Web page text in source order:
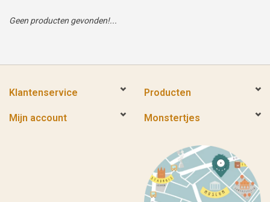
Sales
Merken
Geen producten gevonden!...
Klantenservice Producten
Mijn account Monstertjes